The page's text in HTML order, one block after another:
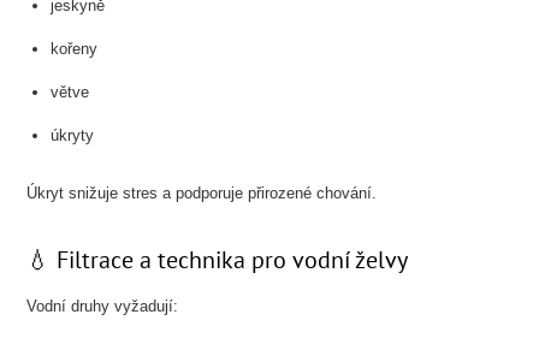
jeskyně
kořeny
větve
úkryty
Úkryt snižuje stres a podporuje přirozené chování.
💧 Filtrace a technika pro vodní želvy
Vodní druhy vyžadují: